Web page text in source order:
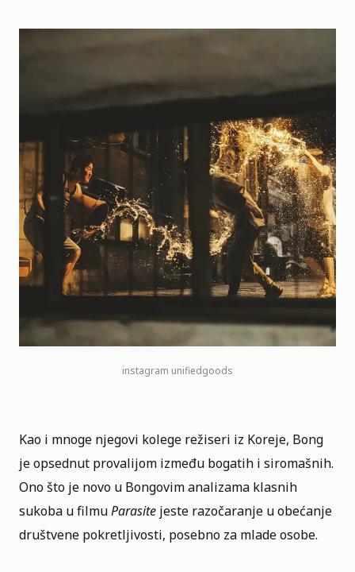
instagram unifiedgoods
Kao i mnoge njegovi kolege režiseri iz Koreje, Bong
je opsednut provalijom između bogatih i siromašnih.
Ono što je novo u Bongovim analizama klasnih
sukoba u filmuParasite jeste razočaranje u obećanje
društvene pokretljivosti, posebno za mlade osobe.